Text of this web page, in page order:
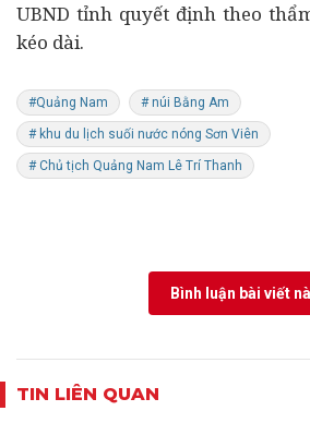
UBND tỉnh quyết định theo
kéo dài.
#Quảng Nam # núi Bằng Am
# khu du lịch suối nước nóng Sơn Viên
# Chủ tịch Quảng Nam Lê Trí Thanh
Bình luận bài viết
TIN LIÊN QUAN